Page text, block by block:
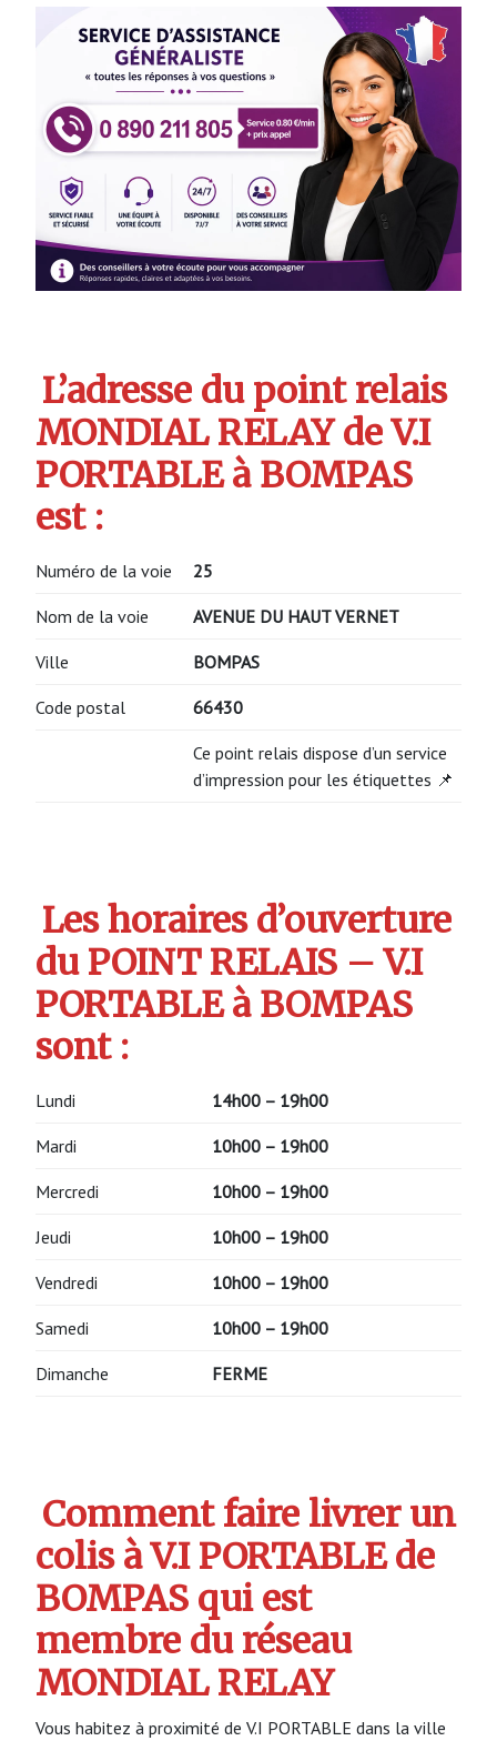
L’adresse du point relais
MONDIAL RELAY de V.I
PORTABLE à BOMPAS
est :
Numéro de la voie 25
Nom de la voie AVENUE DU HAUT VERNET
Ville BOMPAS
Code postal 66430
Ce point relais dispose d’un service
d’impression pour les étiquettes 📌
Les horaires d’ouverture
du POINT RELAIS – V.I
PORTABLE à BOMPAS
sont :
Lundi 14h00 – 19h00
Mardi 10h00 – 19h00
Mercredi 10h00 – 19h00
Jeudi 10h00 – 19h00
Vendredi 10h00 – 19h00
Samedi 10h00 – 19h00
Dimanche FERME
Comment faire livrer un
colis à V.I PORTABLE de
BOMPAS qui est
membre du réseau
MONDIAL RELAY
Vous habitez à proximité de V.I PORTABLE dans la ville